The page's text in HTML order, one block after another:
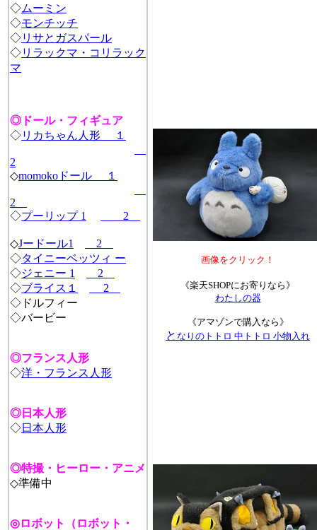
画像をクリック！
《楽天SHOPにお寄りなら》
わたしの器
《アマゾンで購入なら》
と なりのトトロ 中トトロ 小物入れ
◇ムーミン
◇モンチッチ
◇リサとガスパール
◇リラックマ・コリラック
マ
◎ドール・フィギュア
◇リカちゃん人形 １
2
◇momokoドール １
2
◇プーリップ 1 2
◇Jードール1
2
◇タイニーベッツィ ー
◇ジェニー 1
2
◇ブライス１
2
◇ドルフィー
◇バービー
◎フランス人形
◇洋・フランス人形
◎日本人形
◇日本人形
◎特撮・ヒーロー・アニメ
◇準備中
◎ロボット（ロボット・